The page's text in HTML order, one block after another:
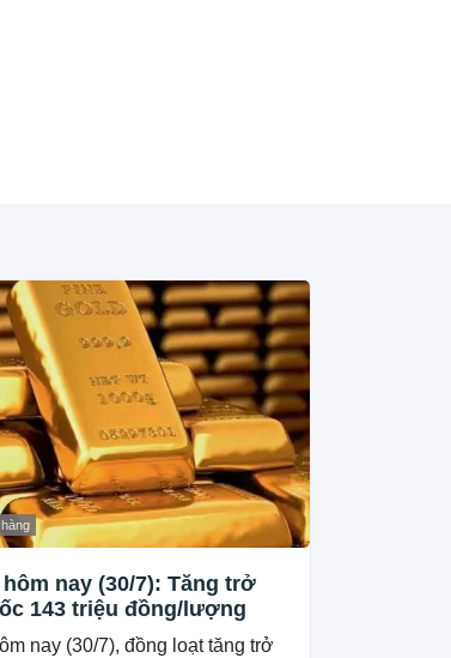
nay (30/7): Tăng trở
143 triệu đồng/lượng
nay (30/7), đồng loạt tăng trở